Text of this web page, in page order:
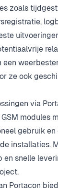
zoals
ze ook
via
modules
gebruik
installaties.
en snelle
Portacon